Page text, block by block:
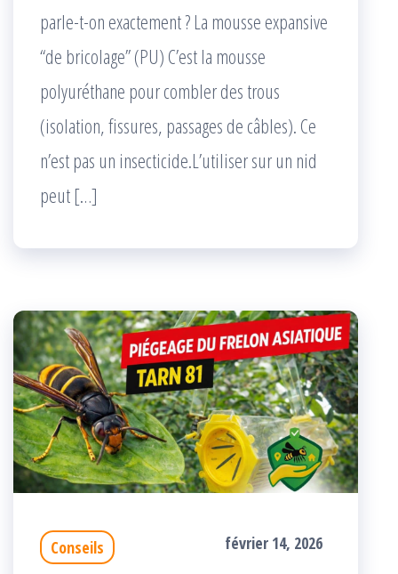
parle-t-on exactement ? La mousse expansive
“de bricolage” (PU) C’est la mousse
polyuréthane pour combler des trous
(isolation, fissures, passages de câbles). Ce
n’est pas un insecticide.L’utiliser sur un nid
peut […]
Conseils février 14, 2026